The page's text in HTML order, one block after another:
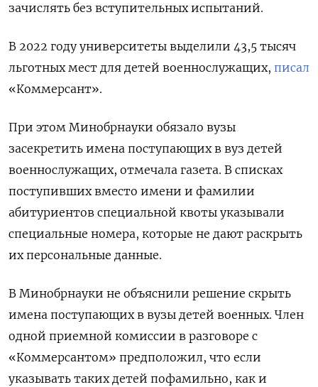
зачислять без вступительных испытаний.
В 2022 году университеты выделили 43,5 тысяч
льготных мест для детей военнослужащих, писал
«Коммерсант».
При этом Минобрнауки обязало вузы
засекретить имена поступающих в вуз детей
военнослужащих, отмечала газета. В списках
поступивших вместо имени и фамилии
абитуриентов специальной квоты указывали
специальные номера, которые не дают раскрыть
их персональные данные.
В Минобрнауки не объяснили решение скрыть
имена поступающих в вузы детей военных. Член
одной приемной комиссии в разговоре с
«Коммерсантом» предположил, что если
указывать таких детей пофамильно, как и